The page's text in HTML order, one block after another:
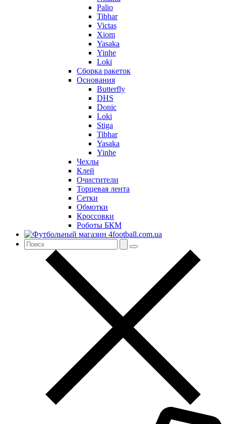
Palio
Tibhar
Victas
Xiom
Yasaka
Yinhe
Loki
Сборка ракеток
Основания
Butterfly
DHS
Donic
Loki
Stiga
Tibhar
Yasaka
Yinhe
Чехлы
Клей
Очистители
Торцевая лента
Сетки
Обмотки
Кроссовки
Роботы БКМ